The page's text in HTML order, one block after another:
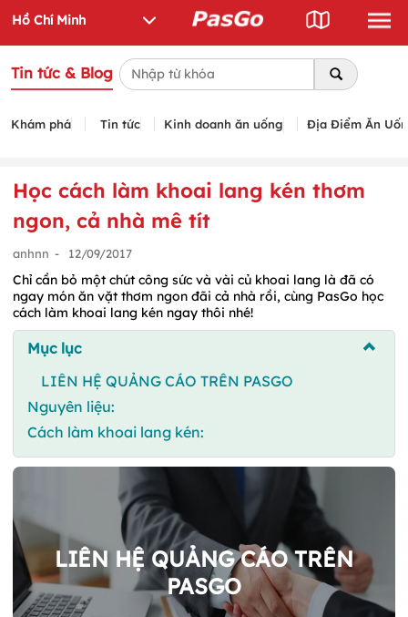
Tin tức & Blog
Khám phá Tin tức Kinh doanh ăn uống Địa Điểm Ăn
Học cách làm khoai lang kén thơm
ngon, cả nhà mê tít
anhnn - 12/09/2017
Chỉ cần bỏ một chút công sức và vài củ khoai lang là đã có
ngay món ăn vặt thơm ngon đãi cả nhà rồi, cùng PasGo học
cách làm khoai lang kén ngay thôi nhé!
Mục lục
LIÊN HỆ QUẢNG CÁO TRÊN PASGO
Nguyên liệu:
Cách làm khoai lang kén:
LIÊN HỆ QUẢNG CÁO TRÊN
PASGO